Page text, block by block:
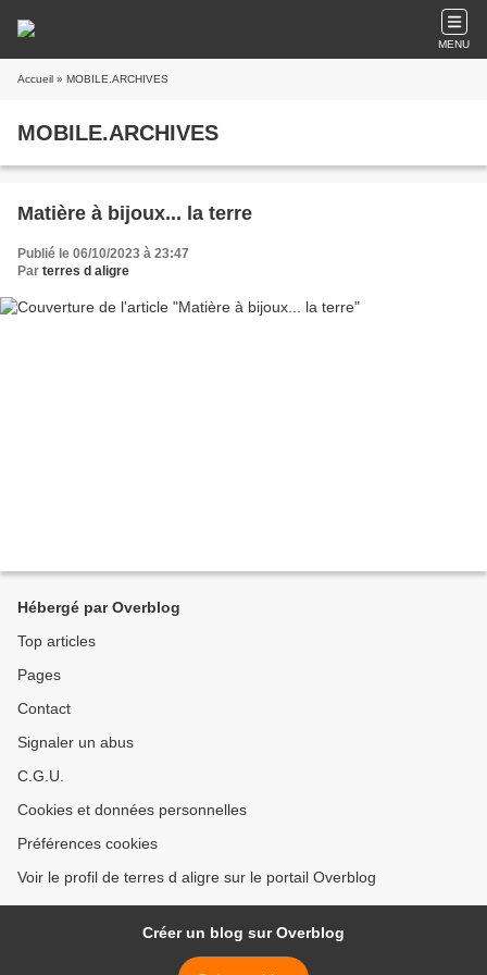
MENU
Accueil » MOBILE.ARCHIVES
MOBILE.ARCHIVES
Matière à bijoux... la terre
Publié le 06/10/2023 à 23:47
Par terres d aligre
Hébergé par Overblog
Top articles
Pages
Contact
Signaler un abus
C.G.U.
Cookies et données personnelles
Préférences cookies
Voir le profil de terres d aligre sur le portail Overblog
Créer un blog sur Overblog